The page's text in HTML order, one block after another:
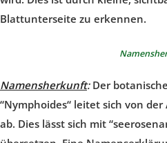
Blattunterseite zu erkennen.
Namensherkunft:Der
“Nymphoides“ leitet sich von
ab. Dies lässt sich mit